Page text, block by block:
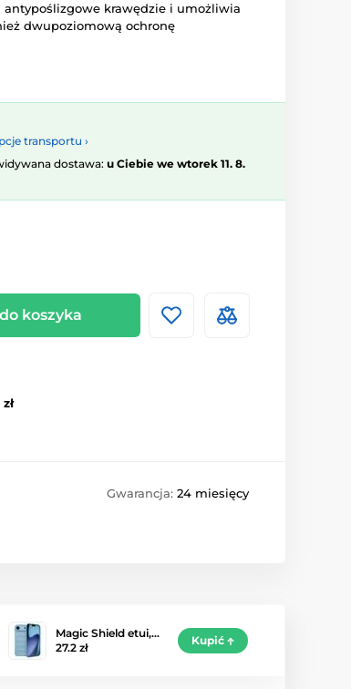
krawędzie i umożliwia
dwupoziomową ochronę
transportu ›
dostawa: u Ciebie we wtorek 11. 8.
koszyka
Gwarancja: 24 miesięcy
Magic Shield etui,…
27.2 zł
Kupić